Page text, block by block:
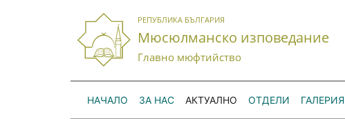
РЕПУБЛИКА БЪЛГАРИЯ
Мюсюлманско изповедание
Главно мюфтийство
НАЧАЛО ЗА НАС АКТУАЛНО ОТДЕЛИ ГАЛЕРИЯ